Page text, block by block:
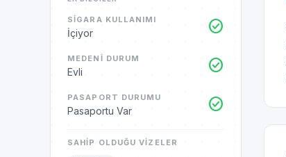
SIGARA KULLANIMI
İçiyor check_circle
MEDENI DURUM
Evli check_circle
PASAPORT DURUMU
Pasaportu Var check_circle
SAHIP OLDUĞU VIZELER